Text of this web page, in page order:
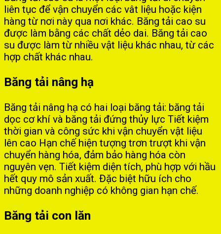
liên tục để vận chuyển các vât liệu hoặc kiện
hàng từ nơi này qua nơi khác. Băng tải cao su
được làm bằng các chất dẻo dai. Băng tải cao
su được làm từ nhiều vật liệu khác nhau, từ các
hợp chất khác nhau.
Băng tải nâng hạ
Băng tải nâng hạ có hai loại băng tải: băng tải
dọc cơ khí và băng tải đứng thủy lực Tiết kiệm
thời gian và công sức khi vận chuyển vật liệu
lên cao Hạn chế hiện tượng trơn trượt khi vận
chuyển hàng hóa, đảm bảo hàng hóa còn
nguyên vẹn. Tiết kiệm diện tích, phù hợp với hầu
hết quy mô sản xuất. Đặc biệt hữu ích cho
những doanh nghiệp có không gian hạn chế.
Băng tải con lăn